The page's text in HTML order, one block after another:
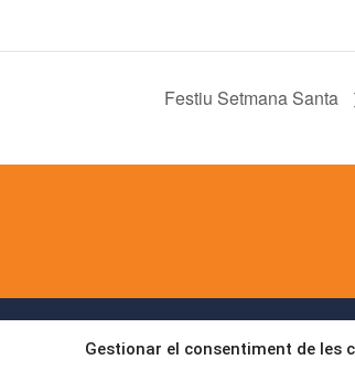
Gestionar el consentiment de les
Festiu Setmana Santa